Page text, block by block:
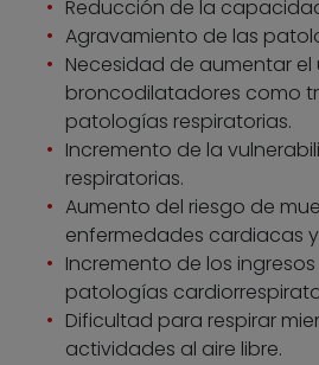
Reducción de la
Agravamiento de las
Necesidad de aumentar el
broncodilatadores como
patologías respiratorias.
Incremento de la
respiratorias.
Aumento del riesgo de
enfermedades cardiacas
Incremento de los
patologías
Dificultad para respirar
actividades al aire libre.